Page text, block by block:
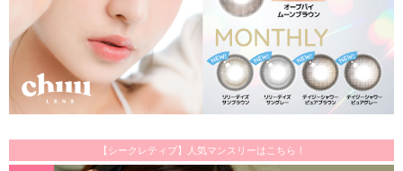
【シークレティブ】人気マンスリーはこちら！